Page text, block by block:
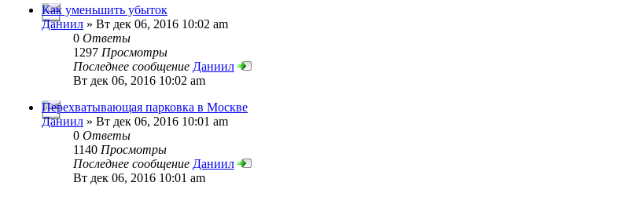
Как уменьшить убыток
Даниил » Вт дек 06, 2016 10:02 am
0 Ответы
1297 Просмотры
Последнее сообщение Даниил
Вт дек 06, 2016 10:02 am
Перехватывающая парковка в Москве
Даниил » Вт дек 06, 2016 10:01 am
0 Ответы
1140 Просмотры
Последнее сообщение Даниил
Вт дек 06, 2016 10:01 am